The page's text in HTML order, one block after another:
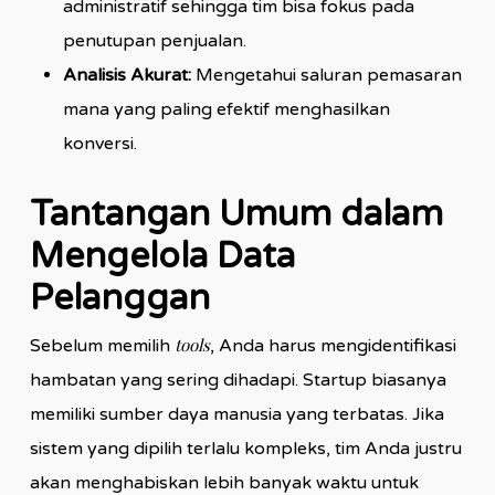
administratif sehingga tim bisa fokus pada
penutupan penjualan.
Analisis Akurat:Mengetahui saluran pemasaran
mana yang paling efektif menghasilkan
konversi.
Tantangan Umum dalam
Mengelola Data
Pelanggan
Sebelum memilih tools, Anda harus mengidentifikasi
hambatan yang sering dihadapi. Startup biasanya
memiliki sumber daya manusia yang terbatas. Jika
sistem yang dipilih terlalu kompleks, tim Anda justru
akan menghabiskan lebih banyak waktu untuk